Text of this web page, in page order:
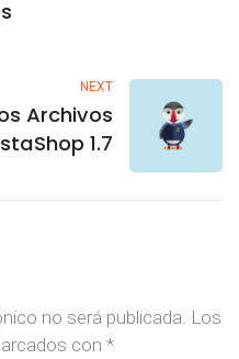
NEXT
Archivos
1.7
no será publicada. Los
con *